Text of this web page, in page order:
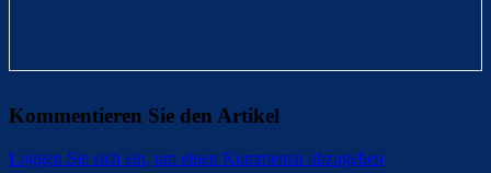
Kommentieren Sie den Artikel
Loggen Sie sich ein, um einen Kommentar abzugeben